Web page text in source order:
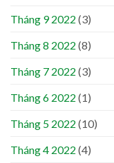
Tháng 9 2022 (3)
Tháng 8 2022 (8)
Tháng 7 2022 (3)
Tháng 6 2022 (1)
Tháng 5 2022 (10)
Tháng 4 2022 (4)